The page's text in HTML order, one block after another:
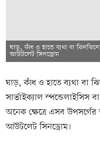
ঘাড়, কাঁধ ও হাতে ব্যথা বা
আউটলেট সিনড্রোম
ঘাড়, কাঁধ ও হাতে ব্যথা বা
সার্ভাইক্যাল স্পন্ডেলাইসিস
অনেক ক্ষেত্রে এসব
আউটলেট সিনড্রোম।